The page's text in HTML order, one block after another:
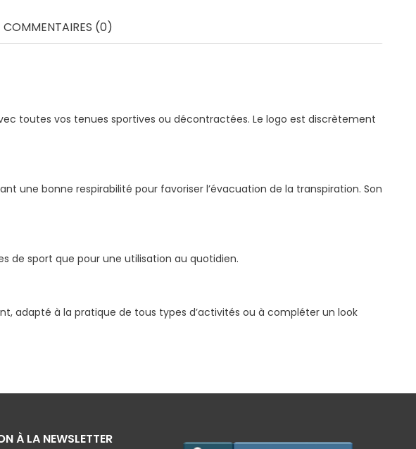
COMMENTAIRES (0)
toutes vos tenues sportives ou décontractées. Le logo est discrètement
bonne respirabilité pour favoriser l’évacuation de la transpiration. Son
de sport que pour une utilisation au quotidien.
adapté à la pratique de tous types d’activités ou à compléter un look
À LA NEWSLETTER